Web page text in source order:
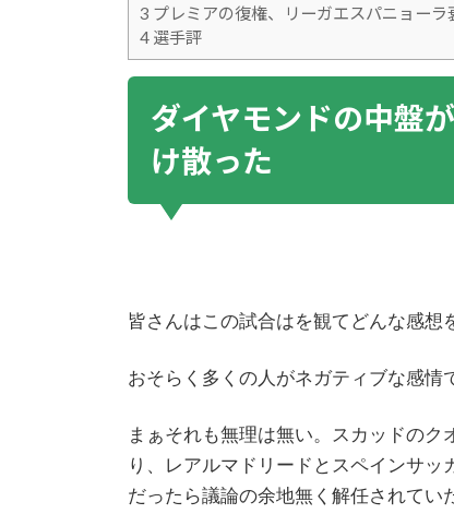
3 プレミアの復権、リーガエスパニョー
4 選手評
ダイヤモンドの中盤
け散った
皆さんはこの試合はを観てどんな感想
おそらく多くの人がネガティブな感情
まぁそれも無理は無い。スカッドの
り、レアルマドリードとスペインサ
だったら議論の余地無く解任されてい